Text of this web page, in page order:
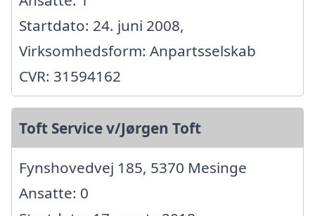
Startdato: 24. juni 2008,
Virksomhedsform: Anpartsselskab
CVR: 31594162
Toft Service v/Jørgen Toft
Fynshovedvej 185, 5370 Mesinge
Ansatte: 0